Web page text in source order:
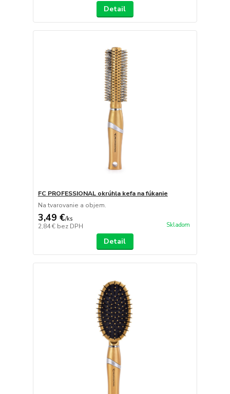
Detail
FC PROFESSIONAL okrúhla kefa na fúkanie
Na tvarovanie a objem.
3,49 €/ks
2,84 € bez DPH Skladom
Detail